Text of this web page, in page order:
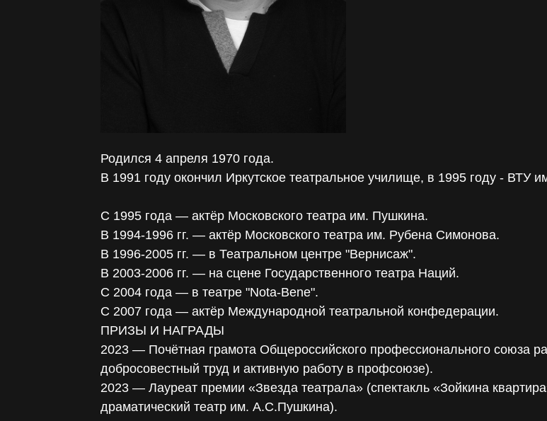
Родился 4 апреля 1970 года.
В 1991 году окончил Иркутское театральное училище, в 1995 году - ВТУ
С 1995 года — актёр Московского театра им. Пушкина.
В 1994-1996 гг. — актёр Московского театра им. Рубена Симонова.
В 1996-2005 гг. — в Театральном центре "Вернисаж".
В 2003-2006 гг. — на сцене Государственного театра Наций.
С 2004 года — в театре "Nota-Bene".
С 2007 года — актёр Международной театральной конфедерации.
ПРИЗЫ И НАГРАДЫ
2023 — Почётная грамота Общероссийского профессионального союза
добросовестный труд и активную работу в профсоюзе).
2023 — Лауреат премии «Звезда театрала» (спектакль «Зойкина
драматический театр им. А.С.Пушкина).